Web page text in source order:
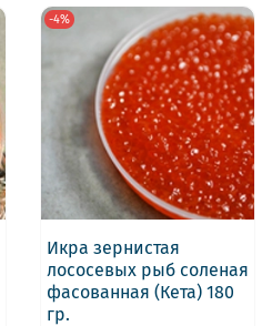
-4%
Икра зернистая
лососевых рыб соленая
фасованная (Кета) 180
гр.